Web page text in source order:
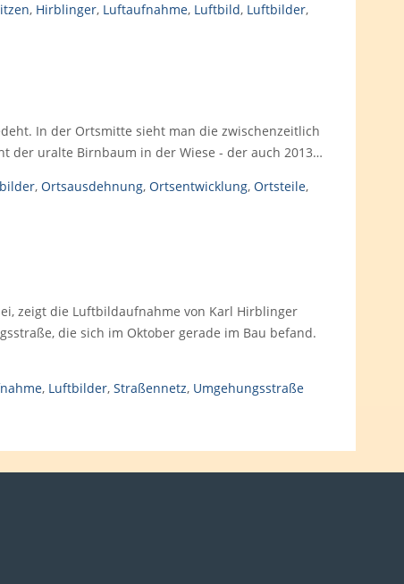
, Hirblinger, Luftaufnahme, Luftbild, Luftbilder,
In der Ortsmitte sieht man die zwischenzeitlich
der uralte Birnbaum in der Wiese - der auch 2013…
, Ortsausdehnung, Ortsentwicklung, Ortsteile,
zeigt die Luftbildaufnahme von Karl Hirblinger
die sich im Oktober gerade im Bau befand.
, Luftbilder, Straßennetz, Umgehungsstraße